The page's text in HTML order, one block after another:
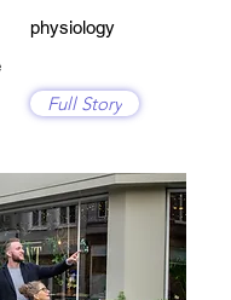
physiology
Full Story